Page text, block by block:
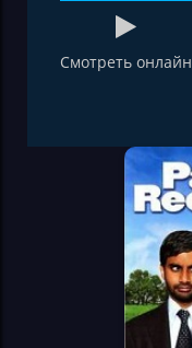
Смотреть онлайн